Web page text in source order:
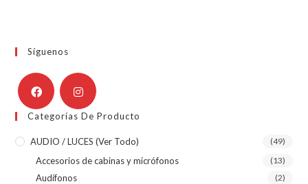
Síguenos
Categorías De Producto
AUDIO / LUCES (ver Todo) (49)
Accesorios de cabinas y micrófonos (13)
Audífonos (2)